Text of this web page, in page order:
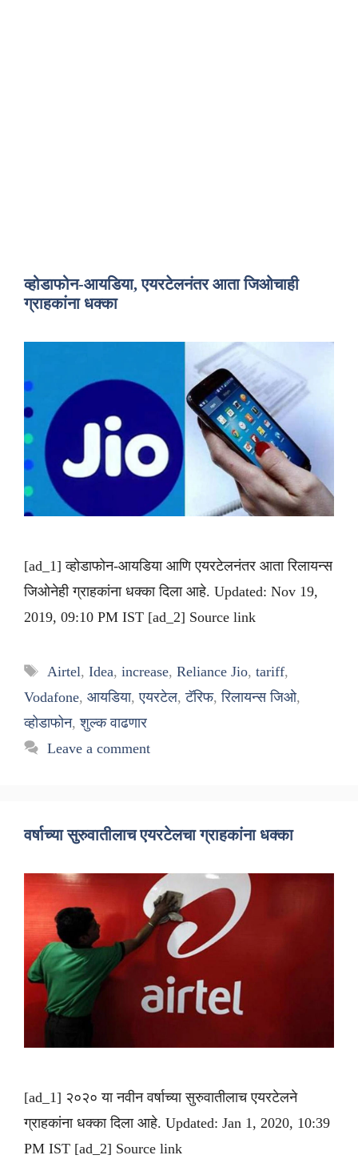
व्होडाफोन-आयडिया, एयरटेलनंतर आता जिओचाही
ग्राहकांना धक्का
[ad_1] व्होडाफोन-आयडिया आणि एयरटेलनंतर आता रिलायन्स
जिओनेही ग्राहकांना धक्का दिला आहे. Updated: Nov 19,
2019, 09:10 PM IST [ad_2] Source link
Tags
Airtel, Idea, increase, Reliance Jio, tariff,
Vodafone, आयडिया,एयरटेल,टॅरिफ,रिलायन्स जिओ,
व्होडाफोन,शुल्क वाढणार
Leave a comment
वर्षाच्या सुरुवातीलाच एयरटेलचा ग्राहकांना धक्का
[ad_1] २०२० या नवीन वर्षाच्या सुरुवातीलाच एयरटेलने
ग्राहकांना धक्का दिला आहे. Updated: Jan 1, 2020, 10:39
PM IST [ad_2] Source link